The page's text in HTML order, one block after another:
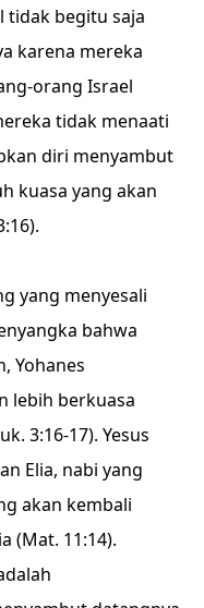
tidak begitu saja
karena mereka
orang Israel
tidak menaati
diri menyambut
kuasa yang akan
yang menyesali
bahwa
Yohanes
lebih berkuasa
3:16-17). Yesus
Elia, nabi yang
akan kembali
(Mat. 11:14).